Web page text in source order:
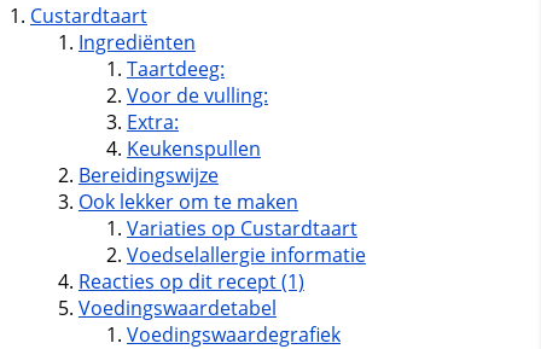
Custardtaart
Ingrediënten
Taartdeeg:
Voor de vulling:
Extra:
Keukenspullen
Bereidingswijze
Ook lekker om te maken
Variaties op Custardtaart
Voedselallergie informatie
Reacties op dit recept (1)
Voedingswaardetabel
Voedingswaardegrafiek